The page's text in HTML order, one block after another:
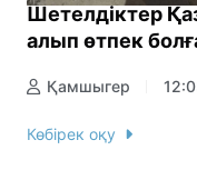
Шетелдіктер
алып өтпек
Қамшыгер
Көбірек оқу